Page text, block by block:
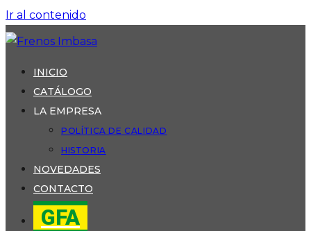
Ir al contenido
INICIO
CATÁLOGO
LA EMPRESA
POLÍTICA DE CALIDAD
HISTORIA
NOVEDADES
CONTACTO
GFA